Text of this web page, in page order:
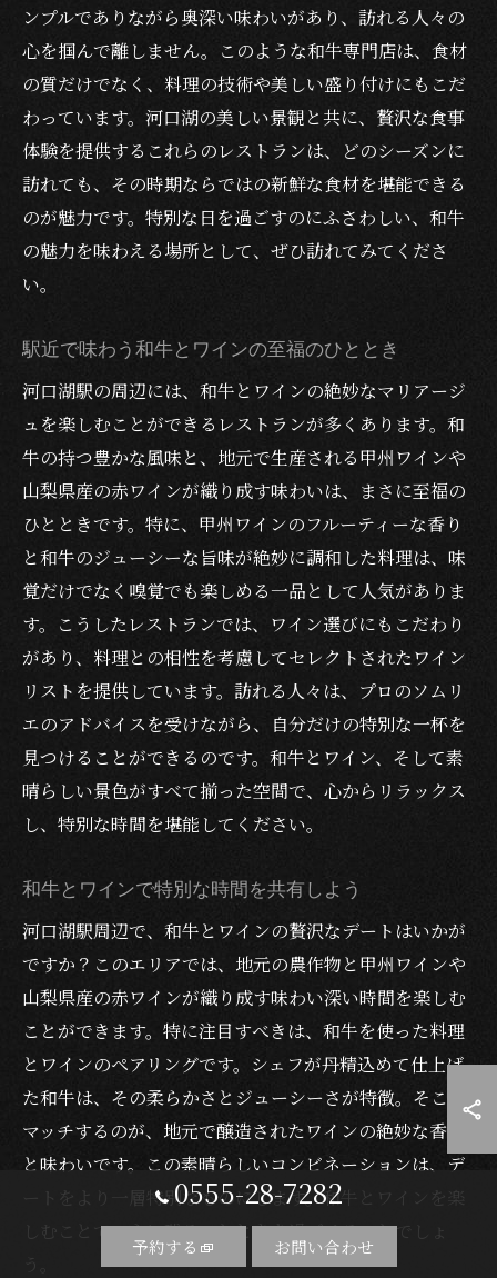
ンプルでありながら奥深い味わいがあり、訪れる人々の
心を掴んで離しません。このような和牛専門店は、食材
の質だけでなく、料理の技術や美しい盛り付けにもこだ
わっています。河口湖の美しい景観と共に、贅沢な食事
体験を提供するこれらのレストランは、どのシーズンに
訪れても、その時期ならではの新鮮な食材を堪能できる
のが魅力です。特別な日を過ごすのにふさわしい、和牛
の魅力を味わえる場所として、ぜひ訪れてみてくださ
い。
駅近で味わう和牛とワインの至福のひととき
河口湖駅の周辺には、和牛とワインの絶妙なマリアージ
ュを楽しむことができるレストランが多くあります。和
牛の持つ豊かな風味と、地元で生産される甲州ワインや
山梨県産の赤ワインが織り成す味わいは、まさに至福の
ひとときです。特に、甲州ワインのフルーティーな香り
と和牛のジューシーな旨味が絶妙に調和した料理は、味
覚だけでなく嗅覚でも楽しめる一品として人気がありま
す。こうしたレストランでは、ワイン選びにもこだわり
があり、料理との相性を考慮してセレクトされたワイン
リストを提供しています。訪れる人々は、プロのソムリ
エのアドバイスを受けながら、自分だけの特別な一杯を
見つけることができるのです。和牛とワイン、そして素
晴らしい景色がすべて揃った空間で、心からリラックス
し、特別な時間を堪能してください。
和牛とワインで特別な時間を共有しよう
河口湖駅周辺で、和牛とワインの贅沢なデートはいかが
ですか？このエリアでは、地元の農作物と甲州ワインや
山梨県産の赤ワインが織り成す味わい深い時間を楽しむ
ことができます。特に注目すべきは、和牛を使った料理
とワインのペアリングです。シェフが丹精込めて仕上げ
た和牛は、その柔らかさとジューシーさが特徴。そこに
マッチするのが、地元で醸造されたワインの絶妙な香り
と味わいです。この素晴らしいコンビネーションは、デ
ートをより一層特別なものにします。和牛とワインを楽
しむことで、心に残るひとときを過ごせることでしょ
う。
0555-28-7282
予約する お問い合わせ